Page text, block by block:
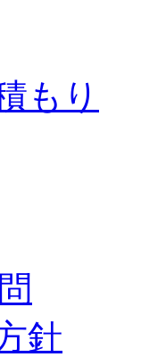
もり
針